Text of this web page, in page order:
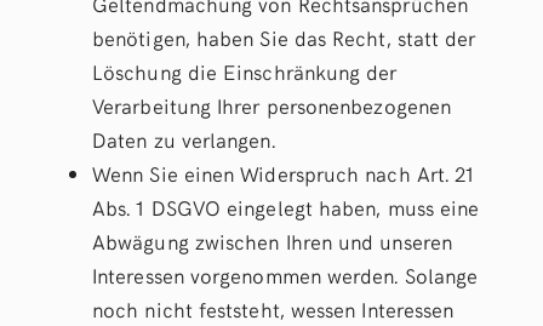
benötigen, haben Sie das Recht, statt der
Löschung die Einschränkung der
Verarbeitung Ihrer personenbezogenen
Daten zu verlangen.
Wenn Sie einen Widerspruch nach Art. 21
Abs. 1 DSGVO eingelegt haben, muss eine
Abwägung zwischen Ihren und unseren
Interessen vorgenommen werden. Solange
noch nicht feststeht, wessen Interessen